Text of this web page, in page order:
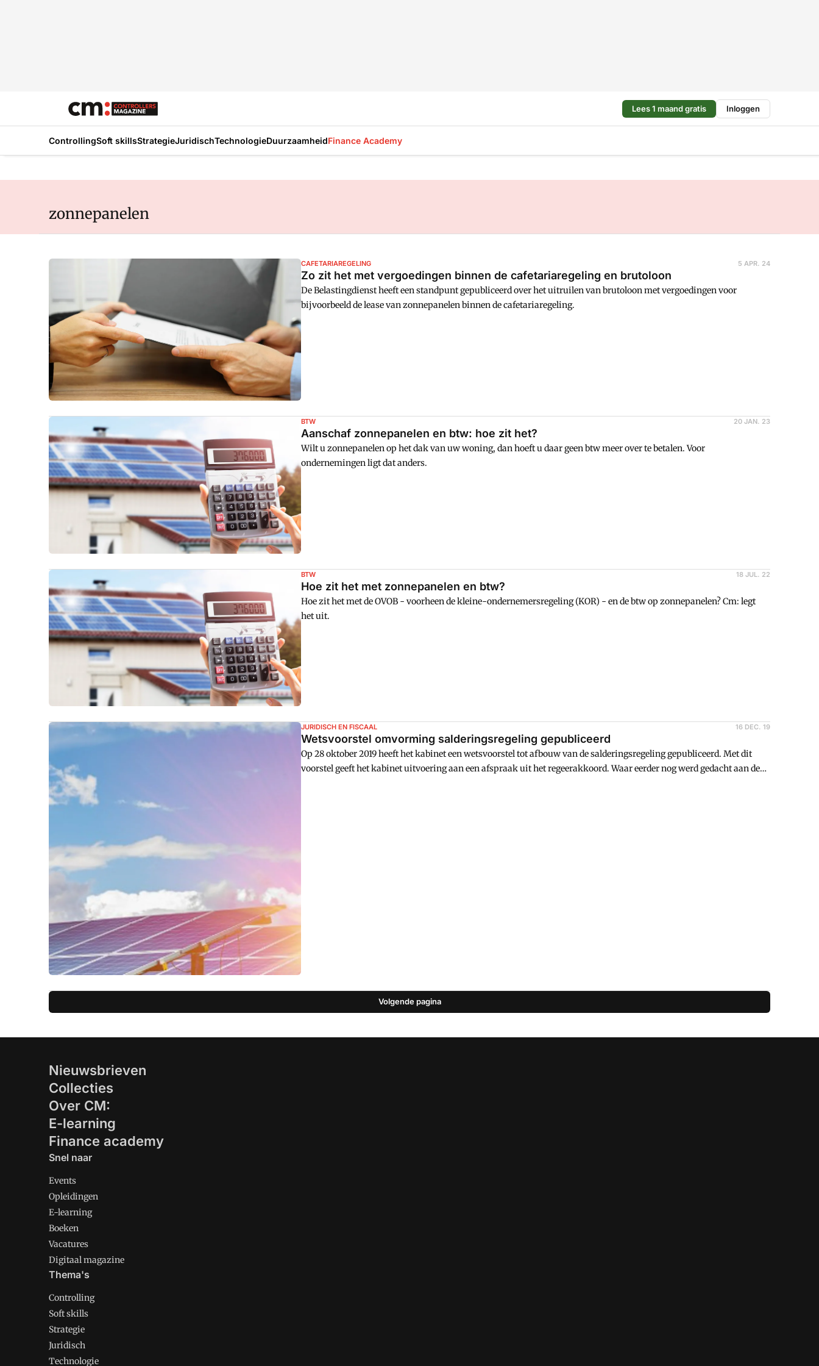
Lees 1 maand gratis Inloggen
ControllingSoft skillsStrategieJuridischTechnologieDuurzaamheidFinance Academy
zonnepanelen
CAFETARIAREGELING 5 APR. 24
Zo zit het met vergoedingen binnen de cafetariaregeling en brutoloon
De Belastingdienst heeft een standpunt gepubliceerd over het uitruilen van brutoloon met vergoedingen voor
bijvoorbeeld de lease van zonnepanelen binnen de cafetariaregeling.
BTW 20 JAN. 23
Aanschaf zonnepanelen en btw: hoe zit het?
Wilt u zonnepanelen op het dak van uw woning, dan hoeft u daar geen btw meer over te betalen. Voor
ondernemingen ligt dat anders.
BTW 18 JUL. 22
Hoe zit het met zonnepanelen en btw?
Hoe zit het met de OVOB - voorheen de kleine-ondernemersregeling (KOR) - en de btw op zonnepanelen? Cm: legt
het uit.
JURIDISCH EN FISCAAL 16 DEC. 19
Wetsvoorstel omvorming salderingsregeling gepubliceerd
Op 28 oktober 2019 heeft het kabinet een wetsvoorstel tot afbouw van de salderingsregeling gepubliceerd. Met dit
voorstel geeft het kabinet uitvoering aan een afspraak uit het regeerakkoord. Waar eerder nog werd gedacht aan de
Volgende pagina
Nieuwsbrieven
Collecties
Over CM:
E-learning
Finance academy
Snel naar
Events
Opleidingen
E-learning
Boeken
Vacatures
Digitaal magazine
Thema's
Controlling
Soft skills
Strategie
Juridisch
Technologie